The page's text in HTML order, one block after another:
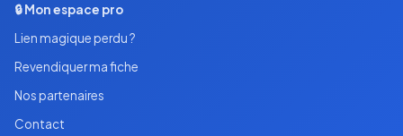
🔒 Mon espace pro
Lien magique perdu ?
Revendiquer ma fiche
Nos partenaires
Contact